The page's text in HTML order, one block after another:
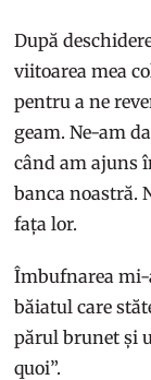
După
viitoarea mea
pentru a ne
geam. Ne-am
când am ajuns
banca noastră.
fața lor.
Îmbufnarea mi-
băiatul care
părul brunet și
quoi”.